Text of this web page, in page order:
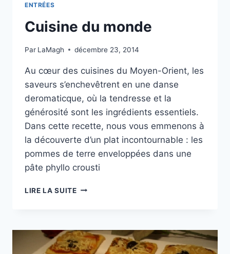
ENTRÉES
Cuisine du monde
Par LaMagh décembre 23, 2014
Au cœur des cuisines du Moyen-Orient, les
saveurs s’enchevêtrent en une danse
deromaticque, où la tendresse et la
générosité sont les ingrédients essentiels.
Dans cette recette, nous vous emmenons à
la découverte d’un plat incontournable : les
pommes de terre enveloppées dans une
pâte phyllo crousti
LIRE LA SUITECUISINE